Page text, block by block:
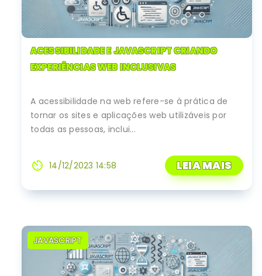
ACESSIBILIDADE E JAVASCRIPT CRIANDO
EXPERIÊNCIAS WEB INCLUSIVAS
A acessibilidade na web refere-se à prática de
tornar os sites e aplicações web utilizáveis por
todas as pessoas, inclui...
av_timer 14/12/2023 14:58 LEIA MAIS
JAVASCRIPT